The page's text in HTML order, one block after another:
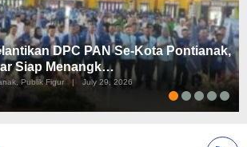
DPC PAN Se-Kota Pontianak,
Siap Menangk…
Publik Figur July 29, 2026